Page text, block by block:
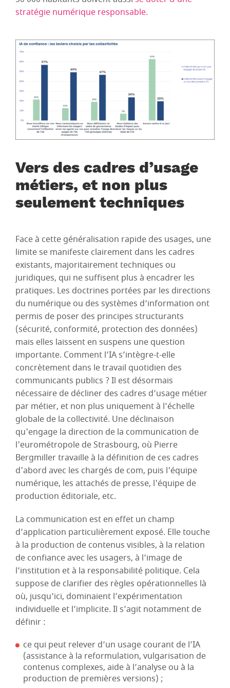
stratégie numérique responsable.
Vers des cadres d’usage
métiers, et non plus
seulement techniques
Face à cette généralisation rapide des usages, une
limite se manifeste clairement dans les cadres
existants, majoritairement techniques ou
juridiques, qui ne suffisent plus à encadrer les
pratiques. Les doctrines portées par les directions
du numérique ou des systèmes d’information ont
permis de poser des principes structurants
(sécurité, conformité, protection des données)
mais elles laissent en suspens une question
importante. Comment l’IA s’intègre-t-elle
concrètement dans le travail quotidien des
communicants publics ? Il est désormais
nécessaire de décliner des cadres d’usage métier
par métier, et non plus uniquement à l’échelle
globale de la collectivité. Une déclinaison
qu'engage la direction de la communication de
l'eurométropole de Strasbourg, où Pierre
Bergmiller travaille à la définition de ces cadres
d'abord avec les chargés de com, puis l'équipe
numérique, les attachés de presse, l'équipe de
production éditoriale, etc.
La communication est en effet un champ
d’application particulièrement exposé. Elle touche
à la production de contenus visibles, à la relation
de confiance avec les usagers, à l’image de
l’institution et à la responsabilité politique. Cela
suppose de clarifier des règles opérationnelles là
où, jusqu’ici, dominaient l’expérimentation
individuelle et l’implicite. Il s’agit notamment de
définir :
ce qui peut relever d’un usage courant de l’IA
(assistance à la reformulation, vulgarisation de
contenus complexes, aide à l’analyse ou à la
production de premières versions) ;